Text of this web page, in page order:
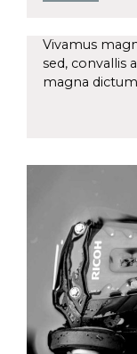
Vivamus
sed, convallis
magna